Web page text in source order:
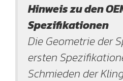
Hinweis zu den
Spezifikationen
Die Geometrie der
ersten
Schmieden der